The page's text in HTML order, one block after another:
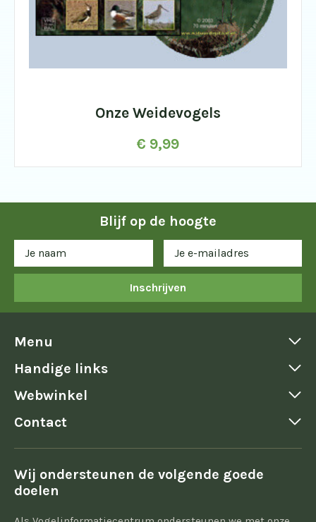
Onze Weidevogels
€ 9,99
Blijf op de hoogte
Inschrijven
Menu
Handige links
Webwinkel
Contact
Wij ondersteunen de volgende goede
doelen